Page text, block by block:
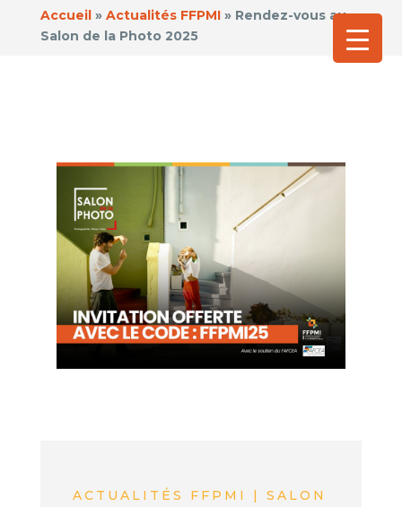
Accueil» Actualités FFPMI» Rendez-vous au
Salon de la Photo 2025
ACTUALITÉS FFPMI | SALON